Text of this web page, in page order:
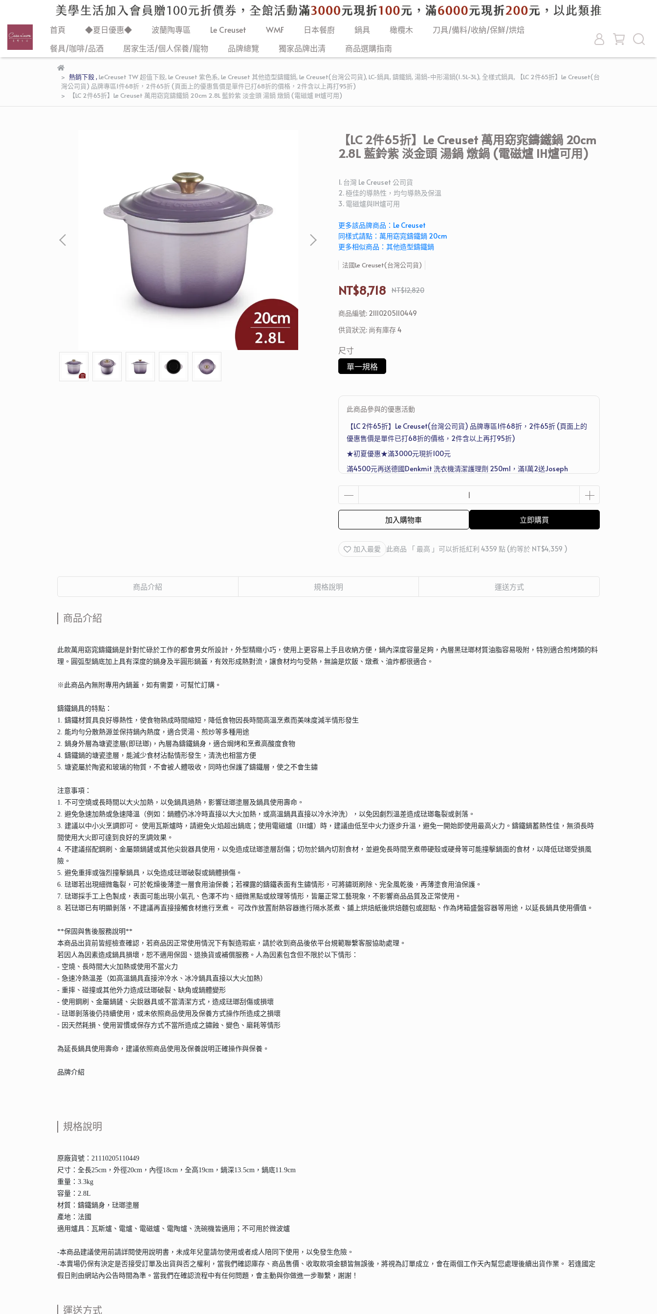
首頁 ◆夏日優惠◆ 波蘭陶專區 Le Creuset WMF 日本餐廚 鍋具 橄欖木
刀具/備料/收納/保鮮/烘焙
餐具/咖啡/品酒
居家生活/個人保養/寵物 品牌總覽 獨家品牌出清 商品選購指南
熱銷下殺, LeCreuset TW 超值下殺, Le Creuset 紫色系, Le Creuset 其他造型鑄鐵鍋, Le Creuset(台灣公司貨), LC-鍋具, 鑄鐵鍋, 湯鍋-中形湯鍋(1.5L-3L), 全樣式鍋具,
【LC 2件65折】Le Creuset(台
灣公司貨) 品牌專區1件68折，2件65折 (頁面上的優惠售價是單件已打68折的價格，2件含以上再打95折)
【LC 2件65折】Le Creuset 萬用窈窕鑄鐵鍋 20cm 2.8L 藍鈴紫 淡金頭 湯鍋 燉鍋 (電磁爐 IH爐可用)
【LC 2件65折】Le Creuset 萬用窈窕鑄鐵鍋 20cm
2.8L 藍鈴紫 淡金頭 湯鍋 燉鍋 (電磁爐 IH爐可用)
1. 台灣 Le Creuset 公司貨
2. 極佳的導熱性，均勻導熱及保溫
3. 電磁爐與IH爐可用
更多該品牌商品：Le Creuset
同樣式請點：萬用窈窕鑄鐵鍋 20cm
更多相似商品：其他造型鑄鐵鍋
法國Le Creuset(台灣公司貨)
NT$8,718 NT$12,820
商品編號: 21110205110449
供貨狀況: 尚有庫存 4
尺寸
單一規格
此商品參與的優惠活動
【LC 2件65折】Le Creuset(台灣公司貨) 品牌專區1件68折，2件65折 (頁面上的
優惠售價是單件已打68折的價格，2件含以上再打95折)
★初夏優惠★滿3000元現折100元
滿4500元再送德國Denkmit 洗衣機清潔護理劑 250ml，滿1萬2送Joseph
加入購物車 立即購買
加入最愛 此商品 「 最高 」可以折抵紅利 4359 點 (約等於 NT$4,359 )
商品介紹 規格說明 運送方式
商品介紹
此款萬用窈窕鑄鐵鍋是針對忙碌於工作的都會男女所設計，外型精緻小巧，使用上更容易上手且收納方便，鍋內深度容量足夠，內層黑琺瑯材質油脂容易吸附，特別適合煎烤類的料
理。圓弧型鍋底加上具有深度的鍋身及半圓形鍋蓋，有效形成熱對流，讓食材均勻受熱，無論是炊飯、燉煮、油炸都很適合。
※此商品內無附專用內鍋蓋，如有需要，可幫忙訂購。
鑄鐵鍋具的特點：
1. 鑄鐵材質具良好導熱性，使食物熟成時間縮短，降低食物因長時間高溫烹煮而美味度減半情形發生
2. 能均勻分散熱源並保持鍋內熱度，適合煲湯、煎炒等多種用途
2. 鍋身外層為塘瓷塗層(即琺瑯)，內層為鑄鐵鍋身，適合焗烤和烹煮高酸度食物
4. 鑄鐵鍋的塘瓷塗層，能減少食材沾黏情形發生，清洗也相當方便
5. 塘瓷屬於陶瓷和玻璃的物質，不會被人體吸收，同時也保護了鑄鐵層，使之不會生鏽
注意事項：
1. 不可空燒或長時間以大火加熱，以免鍋具過熱，影響琺瑯塗層及鍋具使用壽命。
2. 避免急速加熱或急速降溫（例如：鍋體仍冰冷時直接以大火加熱，或高溫鍋具直接以冷水沖洗），以免因劇烈溫差造成琺瑯龜裂或剝落。
3. 建議以中小火烹調即可。 使用瓦斯爐時，請避免火焰超出鍋底；使用電磁爐（IH爐）時，建議由低至中火力逐步升溫，避免一開始即使用最高火力。鑄鐵鍋蓄熱性佳，無須長時
間使用大火即可達到良好的烹調效果。
4. 不建議搭配鋼刷、金屬類鍋鏟或其他尖銳器具使用，以免造成琺瑯塗層刮傷；切勿於鍋內切割食材，並避免長時間烹煮帶硬殼或硬骨等可能撞擊鍋面的食材，以降低琺瑯受損風
險。
5. 避免重摔或強烈撞擊鍋具，以免造成琺瑯破裂或鍋體損傷。
6. 琺瑯若出現細微龜裂，可於乾燥後薄塗一層食用油保養；若裸露的鑄鐵表面有生鏽情形，可將鏽斑刷除、完全風乾後，再薄塗食用油保護。
7. 琺瑯採手工上色製成，表面可能出現小氣孔、色澤不均、細微黑點或紋理等情形，皆屬正常工藝現象，不影響商品品質及正常使用。
8. 若琺瑯已有明顯剝落，不建議再直接接觸食材進行烹煮。 可改作放置耐熱容器進行隔水蒸煮、鋪上烘焙紙後烘焙麵包或甜點、作為烤箱盛盤容器等用途，以延長鍋具使用價值。
**保固與售後服務說明**
本商品出貨前皆經檢查確認，若商品因正常使用情況下有製造瑕疵，請於收到商品後依平台規範聯繫客服協助處理。
若因人為因素造成鍋具損壞，恕不適用保固、退換貨或補償服務。人為因素包含但不限於以下情形：
- 空燒、長時間大火加熱或使用不當火力
- 急速冷熱溫差（如高溫鍋具直接沖冷水、冰冷鍋具直接以大火加熱）
- 重摔、碰撞或其他外力造成琺瑯破裂、缺角或鍋體變形
- 使用鋼刷、金屬鍋鏟、尖銳器具或不當清潔方式，造成琺瑯刮傷或損壞
- 琺瑯剝落後仍持續使用，或未依照商品使用及保養方式操作所造成之損壞
- 因天然耗損、使用習慣或保存方式不當所造成之鏽蝕、變色、磨耗等情形
為延長鍋具使用壽命，建議依照商品使用及保養說明正確操作與保養。
品牌介紹
規格說明
原廠貨號：21110205110449
尺寸：全長25cm，外徑20cm，內徑18cm，全高19cm，鍋深13.5cm，鍋底11.9cm
重量：3.3kg
容量：2.8L
材質：鑄鐵鍋身，琺瑯塗層
產地：法國
適用爐具：瓦斯爐、電爐、電磁爐、電陶爐、洗碗機皆適用；不可用於微波爐
-本商品建議使用前請詳閱使用說明書，未成年兒童請勿使用或者成人陪同下使用，以免發生危險。
-本賣場仍保有決定是否接受訂單及出貨與否之權利，當我們確認庫存、商品售價、收取款項金額皆無誤後，將視為訂單成立，會在兩個工作天內幫您處理後續出貨作業。 若逢國定
假日則由網站內公告時間為準。當我們在確認流程中有任何問題，會主動與你做進一步聯繫，謝謝！
運送方式